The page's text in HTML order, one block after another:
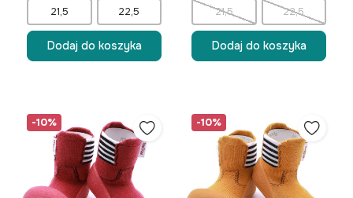
21,5 22,5
Dodaj do koszyka
21,5 22,5
Dodaj do koszyka
-10% -10%